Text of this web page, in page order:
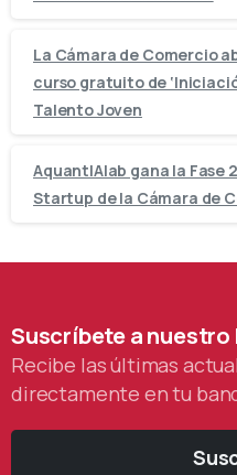
La Cámara de Comercio
curso gratuito de
Talento Joven
AquantIAlab gana la Fase
Startup de la Cámara de
Suscríbeteanuestro
Recibe las últimas
directamente en tu